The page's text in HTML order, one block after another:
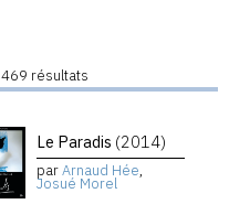
469 résultats
Le Paradis (2014)
parArnaud Hée,
Josué Morel